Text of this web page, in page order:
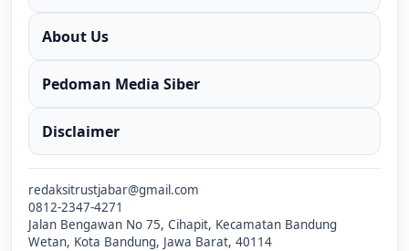
About Us
Pedoman Media Siber
Disclaimer
redaksitrustjabar@gmail.com
0812-2347-4271
Jalan Bengawan No 75, Cihapit, Kecamatan Bandung
Wetan, Kota Bandung, Jawa Barat, 40114